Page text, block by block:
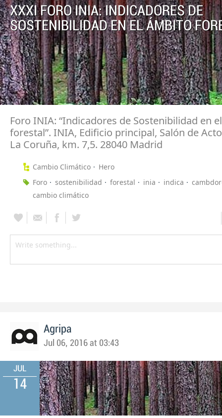
XXXI FORO INIA: INDICADORES DE
SOSTENIBILIDAD EN EL ÁMBITO
Foro INIA: “Indicadores de Sostenibilidad en
forestal”. INIA, Edificio principal, Salón de
La Coruña, km. 7,5. 28040 Madrid
Cambio Climático
Hero
Foro
sostenibilidad forestal inia indica
cambio climático
Agripa
Jul 06, 2016 at 03:43
JUL
14